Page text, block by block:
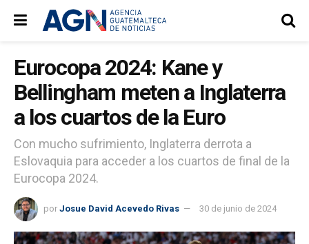
Eurocopa 2024: Kane y
Bellingham meten a Inglaterra
a los cuartos de la Euro
Con mucho sufrimiento, Inglaterra derrota a
Eslovaquia para acceder a los cuartos de final de la
Eurocopa 2024.
por Josue David Acevedo Rivas 30 de junio de 2024